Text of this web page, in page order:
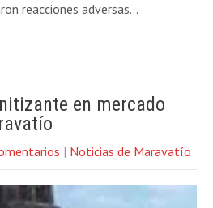
reacciones adversas…
en mercado
| Noticias de Maravatío